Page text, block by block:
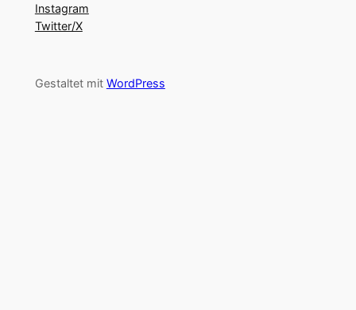
Instagram
Twitter/X
Gestaltet mit WordPress